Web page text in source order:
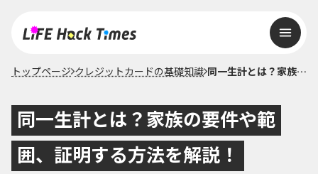
トップページ クレジットカードの基礎知識 同一生計とは？家族の要件や範囲、証明する方法を解説！
同一生計とは？家族の要件や範
囲、証明する方法を解説！